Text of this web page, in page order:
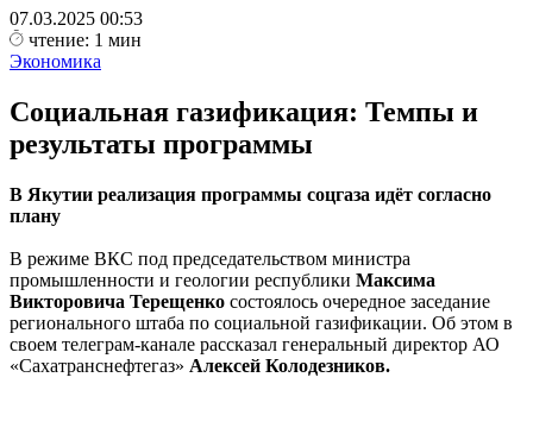
07.03.2025 00:53
чтение: 1 мин
Экономика
Социальная газификация: Темпы и
результаты программы
В Якутии реализация программы соцгаза идёт согласно
плану
В режиме ВКС под председательством министра
промышленности и геологии республики Максима
Викторовича Терещенко состоялось очередное заседание
регионального штаба по социальной газификации. Об этом в
своем телеграм-канале рассказал генеральный директор АО
«Сахатранснефтегаз» Алексей Колодезников.